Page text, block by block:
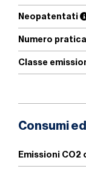
Neopatentati
Numero pratica
Classe
Consumi
Emissioni